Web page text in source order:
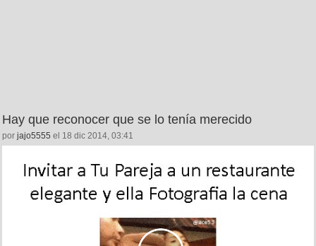
Hay que reconocer que se lo tenía merecido
por jajo5555 el 18 dic 2014, 03:41